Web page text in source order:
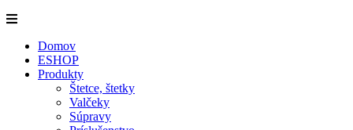
Domov
ESHOP
Produkty
Štetce, štetky
Valčeky
Súpravy